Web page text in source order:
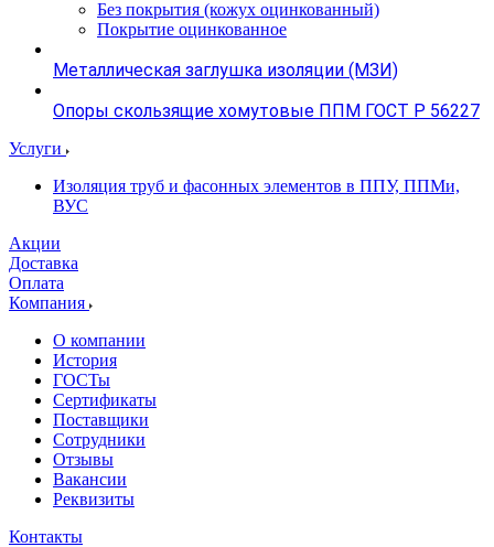
Без покрытия (кожух оцинкованный)
Покрытие оцинкованное
Металлическая заглушка изоляции (МЗИ)
Опоры скользящие хомутовые ППМ ГОСТ Р 56227
Услуги
Изоляция труб и фасонных элементов в ППУ, ППМи,
ВУС
Акции
Доставка
Оплата
Компания
О компании
История
ГОСТы
Сертификаты
Поставщики
Сотрудники
Отзывы
Вакансии
Реквизиты
Контакты